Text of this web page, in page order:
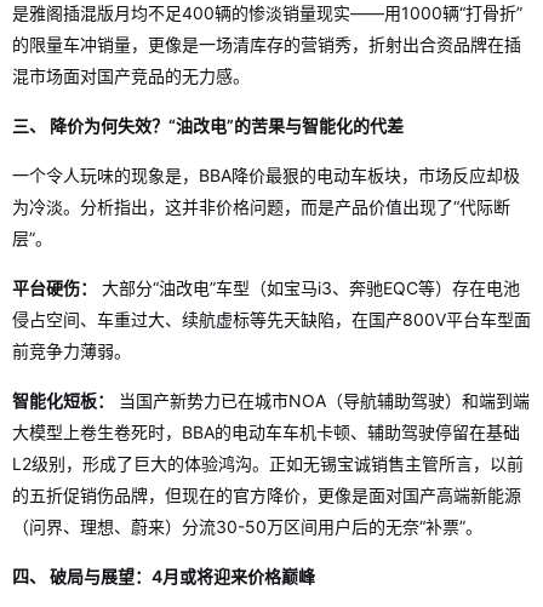
是雅阁插混版月均不足400辆的惨淡销量现实——用1000辆“打骨折”
的限量车冲销量，更像是一场清库存的营销秀，折射出合资品牌在插
混市场面对国产竞品的无力感。
三、 降价为何失效？“油改电”的苦果与智能化的代差
一个令人玩味的现象是，BBA降价最狠的电动车板块，市场反应却极
为冷淡。分析指出，这并非价格问题，而是产品价值出现了“代际断
层”。
平台硬伤：
大部分“油改电”车型（如宝马i3、奔驰EQC等）存在电池
侵占空间、车重过大、续航虚标等先天缺陷，在国产800V平台车型面
前竞争力薄弱。
智能化短板：
当国产新势力已在城市NOA（导航辅助驾驶）和端到端
大模型上卷生卷死时，BBA的电动车车机卡顿、辅助驾驶停留在基础
L2级别，形成了巨大的体验鸿沟。正如无锡宝诚销售主管所言，以前
的五折促销伤品牌，但现在的官方降价，更像是面对国产高端新能源
（问界、理想、蔚来）分流30-50万区间用户后的无奈“补票”。
四、 破局与展望：4月或将迎来价格巅峰